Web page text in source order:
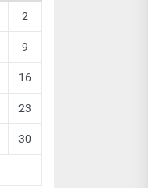
2
9
16
23
30